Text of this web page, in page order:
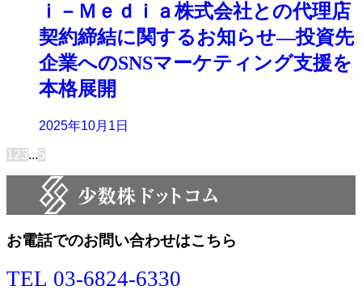
ｉ－Ｍｅｄｉａ株式会社との代理店
契約締結に関するお知らせ―投資先
企業へのSNSマーケティング支援を
本格展開
2025年10月1日
1 23...5
お電話でのお問い合わせはこちら
TEL 03-6824-6330